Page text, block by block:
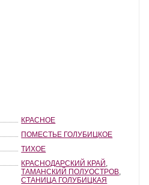
КРАСНОЕ
ПОМЕСТЬЕ ГОЛУБИЦКОЕ
ТИХОЕ
КРАСНОДАРСКИЙ КРАЙ
ТАМАНСКИЙ ПОЛУОСТРОВ
СТАНИЦА ГОЛУБИЦКАЯ